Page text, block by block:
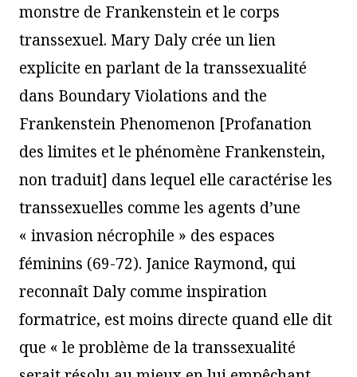
monstre de Frankenstein et le corps
transsexuel. Mary Daly crée un lien
explicite en parlant de la transsexualité
dans Boundary Violations and the
Frankenstein Phenomenon [Profanation
des limites et le phénomène Frankenstein,
non traduit] dans lequel elle caractérise les
transsexuelles comme les agents d’une
« invasion nécrophile » des espaces
féminins (69-72). Janice Raymond, qui
reconnaît Daly comme inspiration
formatrice, est moins directe quand elle dit
que « le problème de la transsexualité